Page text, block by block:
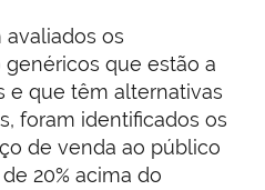
avaliados os
que estão a
e que têm alternativas
foram identificados os
de venda ao público
20% acima do